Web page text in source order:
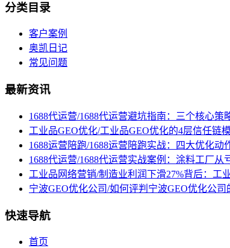
分类目录
客户案例
奥凯日记
常见问题
最新资讯
1688代运营/1688代运营避坑指南：三个核心策
工业品GEO优化/工业品GEO优化的4层信任链
1688运营陪跑/1688运营陪跑实战：四大优化动
1688代运营/1688代运营实战案例：涂料工厂从
工业品网络营销/制造业利润下滑27%背后：工
宁波GEO优化公司/如何评判宁波GEO优化公
快速导航
首页